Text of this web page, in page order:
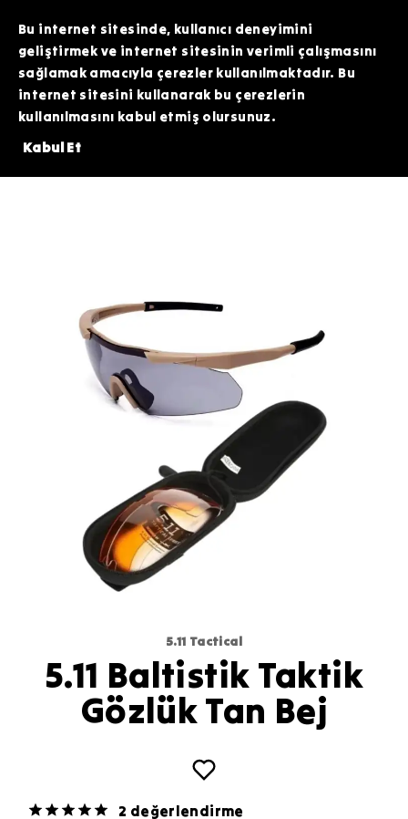
HATTIMIZDAN BİZİMLE İLETİŞİME GEÇEBİLİRSİNİZ. SİZE EN İYİ FIRSATLARI
SUNMAK İÇİN BURADAYIZ!
Bu internet sitesinde, kullanıcı deneyimini
geliştirmek ve internet sitesinin verimli çalışmasını
sağlamak amacıyla çerezler kullanılmaktadır. Bu
internet sitesini kullanarak bu çerezlerin
kullanılmasını kabul etmiş olursunuz.
Kabul Et
200 TL DEĞERİNDEKİ ARDİTİ TACTİCAL SİLİKON PATCH
5.11 Tactical
5.11 Baltistik Taktik
Gözlük Tan Bej
2 değerlendirme